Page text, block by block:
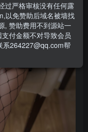
过严格审核没有任何露
以免赞助后域名被墙找
, 赞助费用不到源站一
付金额不对导致会员
系264227@qq.com帮